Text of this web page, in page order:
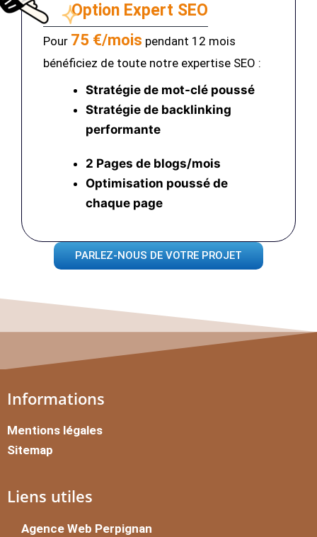
Option Expert SEO
Pour 75 €/mois pendant 12 mois
bénéficiez de toute notre expertise SEO :
Stratégie de mot-clé poussé
Stratégie de backlinking
performante
2 Pages de blogs/mois
Optimisation poussé de
chaque page
PARLEZ-NOUS DE VOTRE PROJET
Informations
Mentions légales
Sitemap
Liens utiles
Agence Web Perpignan